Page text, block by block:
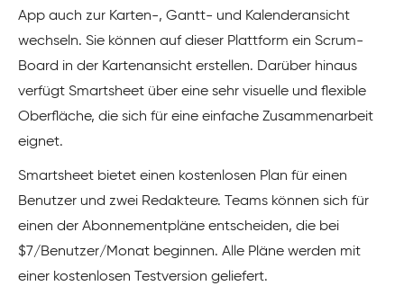
App auch zur Karten-, Gantt- und Kalenderansicht
wechseln. Sie können auf dieser Plattform ein Scrum-
Board in der Kartenansicht erstellen. Darüber hinaus
verfügt Smartsheet über eine sehr visuelle und flexible
Oberfläche, die sich für eine einfache Zusammenarbeit
eignet.
Smartsheet bietet einen kostenlosen Plan für einen
Benutzer und zwei Redakteure. Teams können sich für
einen der Abonnementpläne entscheiden, die bei
$7/Benutzer/Monat beginnen. Alle Pläne werden mit
einer kostenlosen Testversion geliefert.